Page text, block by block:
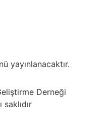
yayınlanacaktır.
Derneği
saklıdır